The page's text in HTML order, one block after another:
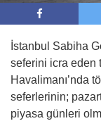
İstanbul Sabiha
seferini icra eden
Havalimanı’nda
seferlerinin;
piyasa günleri